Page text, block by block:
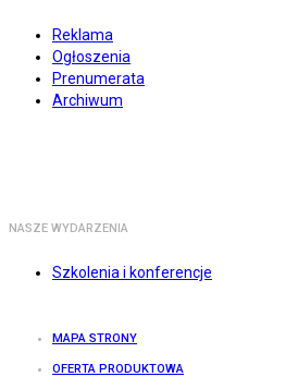
Reklama
Ogłoszenia
Prenumerata
Archiwum
NASZE WYDARZENIA
Szkolenia i konferencje
MAPA STRONY
OFERTA PRODUKTOWA